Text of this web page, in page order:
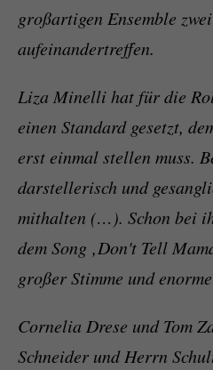
großartigen Ensemble
aufeinandertreffen.
Liza Minelli hat für die
einen Standard gesetzt,
erst einmal stellen muss.
darstellerisch und
mithalten (…). Schon bei
dem Song ‚Don't Tell
großer Stimme und
Cornelia Drese und Tom
Schneider und Herrn